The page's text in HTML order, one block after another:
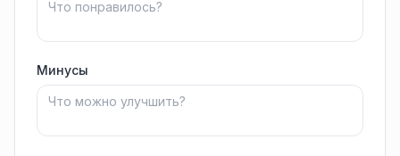
Минусы